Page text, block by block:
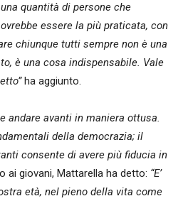
quantità di persone che
essere la più praticata, con
chiunque tutti sempre non è una
è una cosa indispensabile. Vale
ha aggiunto.
andare avanti in maniera ottusa.
della democrazia; il
consente di avere più fiducia in
ai giovani, Mattarella ha detto: “E’
età, nel pieno della vita come